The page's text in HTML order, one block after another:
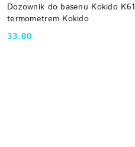
Dozownik do basenu Kokido
termometrem Kokido
Cena:
33.00